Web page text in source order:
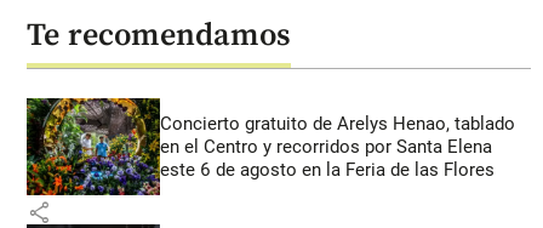
Te recomendamos
Concierto gratuito de Arelys Henao, tablado
en el Centro y recorridos por Santa Elena
este 6 de agosto en la Feria de las Flores
share